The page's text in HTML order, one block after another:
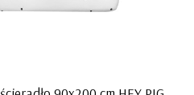
Kolekcja Toteme Botanic